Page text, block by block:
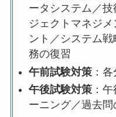
ータシステム／
ジェクトマネジ
ント／システム
務の復習
午前試験対策：各
午後試験対策：午
ーニング／過去